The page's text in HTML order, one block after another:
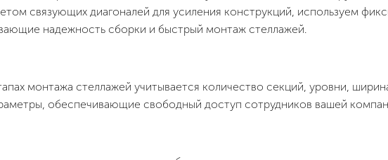
связующих диагоналей для усиления конструкций, используем
надежность сборки и быстрый монтаж стеллажей.
монтажа стеллажей учитывается количество секций, уровни,
обеспечивающие свободный доступ сотрудников вашей